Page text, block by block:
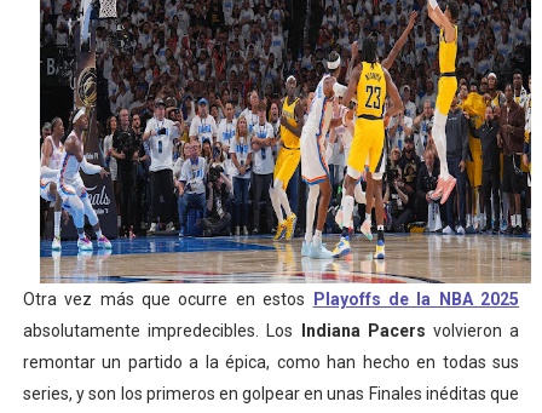
Athletes Unlimited Softball League 2026 - Las Utah
Mundial de piragüismo slalom 2026 (Oklahoma City,
Tour de Francia masculino 2026 - Tadej Pogacar
Mundial de Fórmula 1 2026 - Lando Norris consigue
Campeonato de Europa de saltos 2026 (París,
Otra vez más que ocurre en estos
Playoffs de la NBA 2025
absolutamente impredecibles. Los
Indiana Pacers volvieron a
remontar un partido a la épica, como han hecho en todas sus
series, y son los primeros en golpear en unas Finales inéditas que